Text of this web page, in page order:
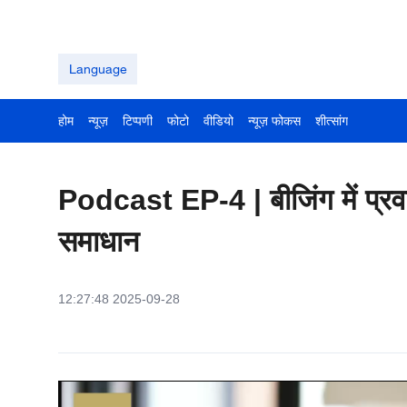
Language
होम न्यूज़ टिप्पणी फोटो वीडियो न्यूज़ फोकस शीत्सांग
Podcast EP-4 | बीजिंग में
समाधान
12:27:48 2025-09-28